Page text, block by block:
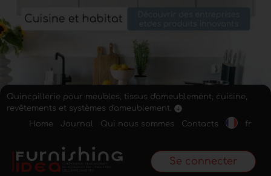
Quincaillerie pour meubles, tissus d'ameublement, cuisine,
revêtements et systèmes d'ameublement.
Home
Journal Qui nous sommes Contacts fr
Se connecter